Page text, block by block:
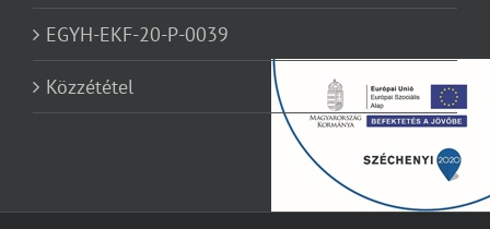
EGYH-EKF-20-P-0039
Közzététel